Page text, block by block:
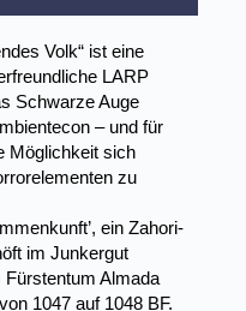
Volk“ ist eine
LARP
Schwarze Auge
– und für
Möglichkeit sich
zu
ein Zahori-
im Junkergut
Almada
1047 auf 1048 BF.